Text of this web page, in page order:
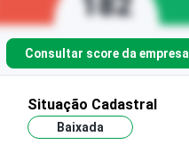
Consultar score da empresa
Situação Cadastral
Baixada